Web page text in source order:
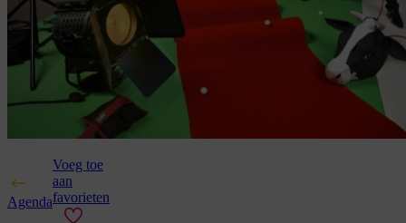
Agenda
Voeg toe
aan
favorieten